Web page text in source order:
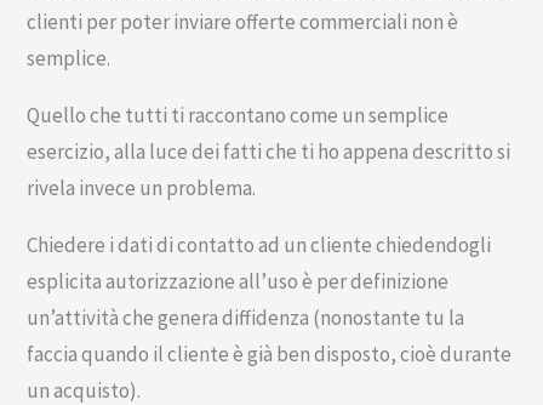
clienti per poter inviare offerte commerciali non è
semplice.
Quello che tutti ti raccontano come un semplice
esercizio, alla luce dei fatti che ti ho appena descritto si
rivela invece un problema.
Chiedere i dati di contatto ad un cliente chiedendogli
esplicita autorizzazione all’uso è per definizione
un’attività che genera diffidenza (nonostante tu la
faccia quando il cliente è già ben disposto, cioè durante
un acquisto).